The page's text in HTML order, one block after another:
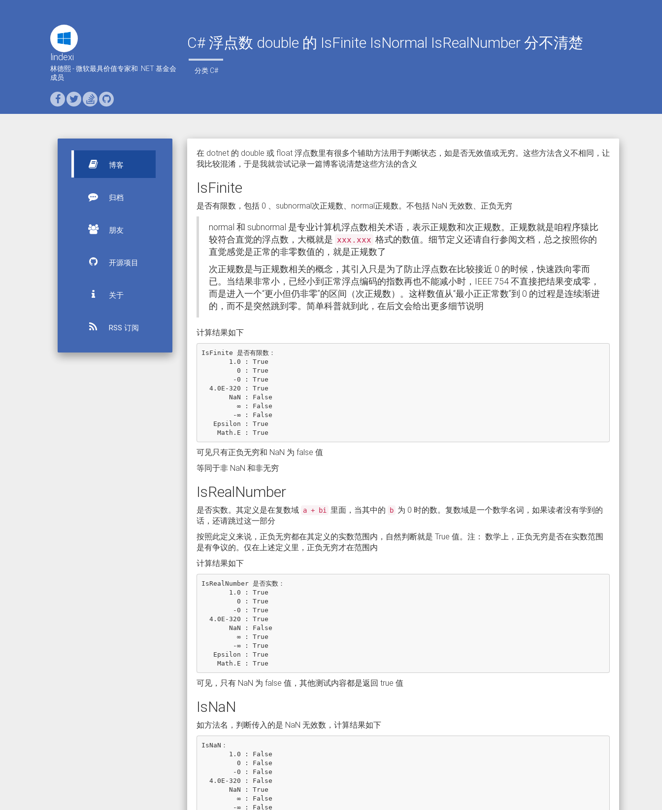
lindexi
林德熙 - 微软最具价值专家和 .NET 基金会
成员
C# 浮点数 double 的 IsFinite IsNormal IsRealNumber 分不清楚
分类 C#
博客
归档
朋友
开源项目
关于
RSS 订阅
在 dotnet 的 double 或 float 浮点数里有很多个辅助方法用于判断状态，如是否无效值或无穷。这些方法含义不相同，让
我比较混淆，于是我就尝试记录一篇博客说清楚这些方法的含义
IsFinite
是否有限数，包括 0 、subnormal次正规数、normal正规数。不包括 NaN 无效数、正负无穷
normal 和 subnormal 是专业计算机浮点数相关术语，表示正规数和次正规数。正规数就是咱程序猿比
较符合直觉的浮点数，大概就是 xxx.xxx 格式的数值。细节定义还请自行参阅文档，总之按照你的
直觉感觉是正常的非零数值的，就是正规数了
次正规数是与正规数相关的概念，其引入只是为了防止浮点数在比较接近 0 的时候，快速跌向零而
已。当结果非常小，已经小到正常浮点编码的指数再也不能减小时，IEEE 754 不直接把结果变成零，
而是进入一个“更小但仍非零”的区间（次正规数）。这样数值从“最小正正常数”到 0 的过程是连续渐进
的，而不是突然跳到零。简单科普就到此，在后文会给出更多细节说明
计算结果如下
IsFinite 是否有限数：
可见只有正负无穷和 NaN 为 false 值
等同于非 NaN 和非无穷
IsRealNumber
是否实数。其定义是在复数域 a + bi 里面，当其中的 b 为 0 时的数。复数域是一个数学名词，如果读者没有学到的
话，还请跳过这一部分
按照此定义来说，正负无穷都在其定义的实数范围内，自然判断就是 True 值。注： 数学上，正负无穷是否在实数范围
是有争议的。仅在上述定义里，正负无穷才在范围内
计算结果如下
IsRealNumber 是否实数：
可见，只有 NaN 为 false 值，其他测试内容都是返回 true 值
IsNaN
如方法名，判断传入的是 NaN 无效数，计算结果如下
IsNaN：